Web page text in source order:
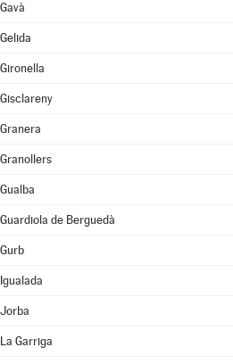
Gavà
Gelida
Gironella
Gisclareny
Granera
Granollers
Gualba
Guardiola de Berguedà
Gurb
Igualada
Jorba
La Garriga